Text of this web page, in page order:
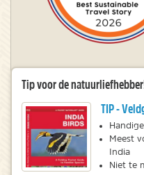
© 2010 – 2026
Veelgestelde vragen
Privacy statement
Tip voor de
TIP -
Meest
India
Niet te